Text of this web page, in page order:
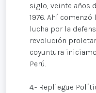
siglo, veinte años
1976. Ahí
lucha por la
revolución
coyuntura
Perú.
4.- Repliegue